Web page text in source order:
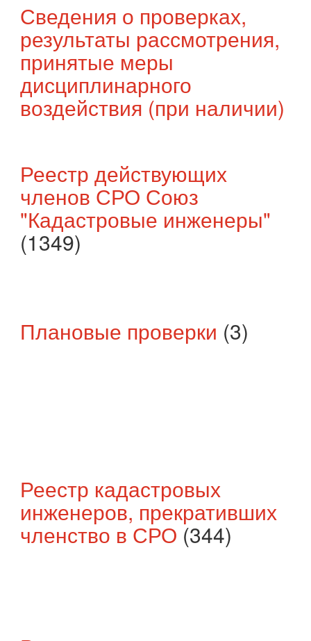
Сведения о проверках,
результаты рассмотрения,
принятые меры
дисциплинарного
воздействия (при наличии)
Реестр действующих
членов СРО Союз
"Кадастровые инженеры"
(1349)
Плановые проверки (3)
Реестр кадастровых
инженеров, прекративших
членство в СРО (344)